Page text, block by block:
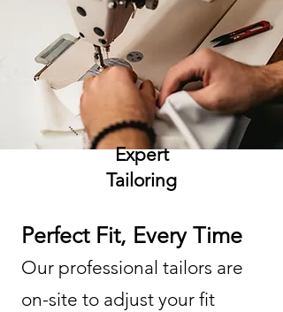
Expert
Tailoring
Perfect Fit, Every Time
Our professional tailors are
on-site to adjust your fit